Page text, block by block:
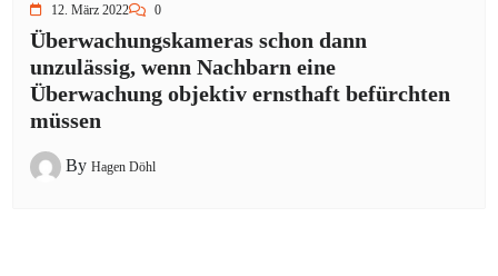
12. März 2022 0
Überwachungskameras schon dann
unzulässig, wenn Nachbarn eine
Überwachung objektiv ernsthaft befürchten
müssen
By Hagen Döhl